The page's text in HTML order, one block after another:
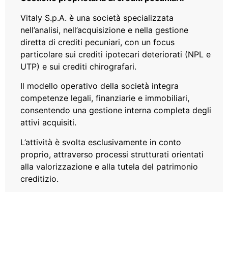
Vitaly S.p.A. è una società specializzata
nell’analisi, nell’acquisizione e nella gestione
diretta di crediti pecuniari, con un focus
particolare sui crediti ipotecari deteriorati (NPL e
UTP) e sui crediti chirografari.
Il modello operativo della società integra
competenze legali, finanziarie e immobiliari,
consentendo una gestione interna completa degli
attivi acquisiti.
L’attività è svolta esclusivamente in conto
proprio, attraverso processi strutturati orientati
alla valorizzazione e alla tutela del patrimonio
creditizio.